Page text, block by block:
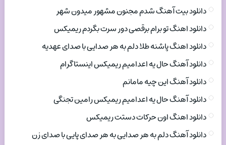
دانلود بیت آهنگ شدم مجنون مشهور میدون شهر
دانلود اهنگ تو برام برقصی دور سرت بگردم ریمیکس
دانلود اهنگ پاشنه طلا دلم به هر صدایی با صدای عهدیه
دانلود آهنگ حال یه اعدامیم ریمیکس اینستاگرام
دانلود آهنگ این چیه مامانم
دانلود آهنگ حال یه اعدامیم ریمیکس رامین تجنگی
دانلود اهنگ اون حرکات دستت ریمیکس
دانلود آهنگ دلم به هر صدایی به هر صدای پایی با صدای زن